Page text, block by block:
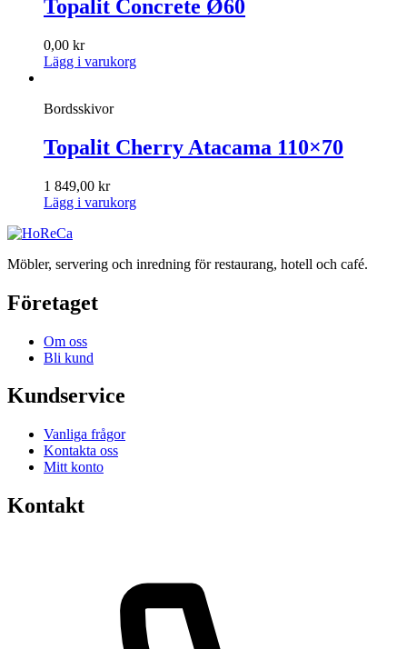
Topalit Concrete Ø60
0,00 kr
Lägg i varukorg
Bordsskivor
Topalit Cherry Atacama 110×70
1 849,00 kr
Lägg i varukorg
Möbler, servering och inredning för restaurang, hotell och café.
Företaget
Om oss
Bli kund
Kundservice
Vanliga frågor
Kontakta oss
Mitt konto
Kontakt